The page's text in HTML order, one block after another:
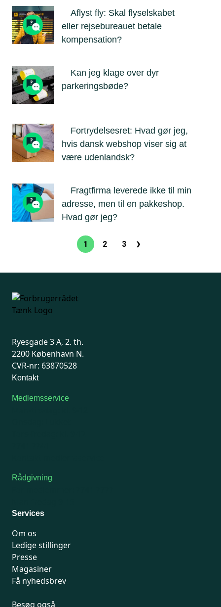
Aflyst fly: Skal flyselskabet
eller rejsebureauet betale
kompensation?
Kan jeg klage over dyr
parkeringsbøde?
Fortrydelsesret: Hvad gør jeg,
hvis dansk webshop viser sig at
være udenlandsk?
Fragtfirma leverede ikke til min
adresse, men til en pakkeshop.
Hvad gør jeg?
Sideinddeling
Nuværende
1
Side
2
Side
3
side
›
Ryesgade 3 A, 2. th.
2200 København N.
CVR-nr: 63870528
Kontakt
Medlemsservice
Rådgivning
Services
Om os
Ledige stillinger
Presse
Magasiner
Få nyhedsbrev
Besøg også